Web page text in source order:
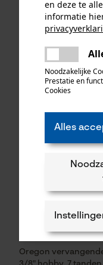
AdvanceCut HD met
zaagblad en 4
zaagkettingen half
3/8", 1.5 mm, 45 cm
124,32 €*
Oregon
en deze te
informatie
Noodzakelijke
Prestatie en
Cookies
Alles
Er is een
hetdelen
mail